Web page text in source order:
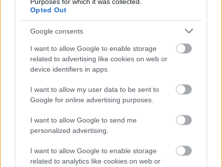
Opted Out
Google consents
I want to allow Google to enable storage
related to advertising like cookies on web or
device identifiers in apps.
I want to allow my user data to be sent to
Google for online advertising purposes.
I want to allow Google to send me
personalized advertising.
I want to allow Google to enable storage
related to analytics like cookies on web or
A közlekedés mérföldkövei
A világ legveszélyesebb migrációs útvonalai: A
Közép-Mediterrán útvonal, A Darién-régió és az
Indiai-óceáni út